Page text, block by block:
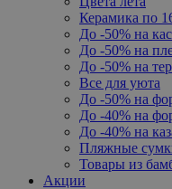
Керамика по
До -50% на
До -50% на
До -50% на
Все для уюта
До -50% на
До -40% на
До -40% на
Пляжные
Товары из
Акции